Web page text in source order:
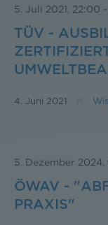
5. Juli 2021, 22:00 -
TÜV -
4. Juni 2021
5. Dezember 2024,
ÖWAV -
PRAXIS"